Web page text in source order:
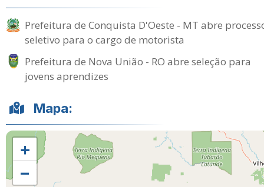
Prefeitura de Conquista D'Oeste - MT abre
seletivo para o cargo de motorista
Prefeitura de Nova União - RO abre seleção para
jovens aprendizes
Mapa:
+
−